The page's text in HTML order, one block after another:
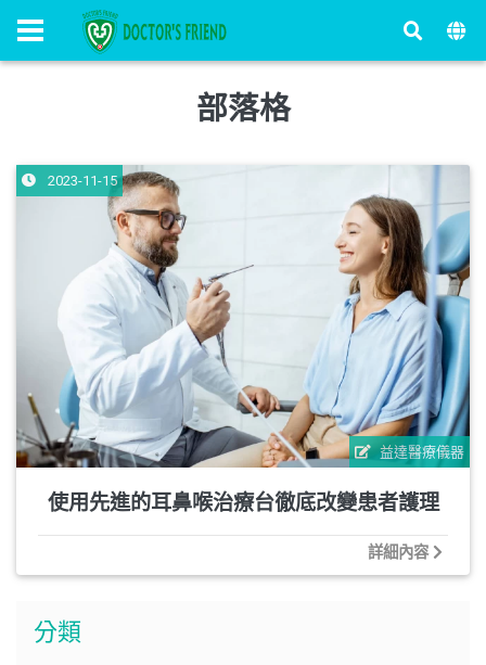
部落格
益達醫療儀器
2023-11-15
使用先進的耳鼻喉治療台徹底改變患者護理
詳細內容
分類